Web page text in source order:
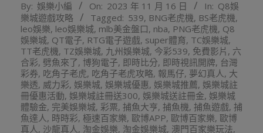
11-
16
By: 娛樂小編 On: 2023 年 11 月 16 日 In: Q8娛
樂城遊戲攻略
Tagged: 539, BNG老虎機, BS老虎機,
leo娛樂, leo娛樂城, mlb美金盤口, nba, PNG老虎機, Q8
娛樂城, QT電子, RTG電子遊戲, super體育, TC娛樂城,
TT老虎機, TZ娛樂城, 九州娛樂城, 今彩539, 免費影片 , 六
合彩, 劈魚來了, 博狗電子, 即時比分, 即時視訊開牌, 台灣
彩券, 吃角子老虎, 吃角子老虎攻略, 報馬仔, 夢幻真人, 大
樂透, 威力彩, 娛樂城, 娛樂城優惠, 娛樂城推薦, 娛樂城註
冊優惠活動, 娛樂城註冊送300, 娛樂城送註冊金, 娛樂城
體驗金, 完美娛樂城, 彩票, 捕魚大亨, 捕魚機, 捕魚遊戲, 捕
魚達人, 時時彩, 極速百家樂, 歐博APP, 歐博百家樂, 歐博
真人, 沙龍真人, 淘金娛樂, 淘金娛樂城, 澳門百家樂玩法,